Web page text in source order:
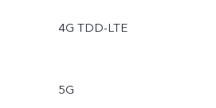
4G TDD-LTE
5G